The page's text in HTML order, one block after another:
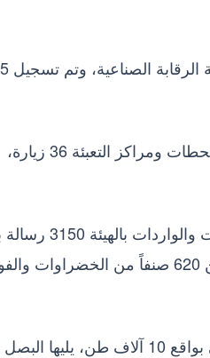
نفذت الإدارة العامة للرقابة على المصانع 57 مأمورية رقابية بالتعاون مع مصلحة الرقابة الصناعية، وتم تسجيل 5
وبلغ عدد زيارات الفحص والتفتيش والاعتماد التي قامت بها إدارة الرقابة على محطات ومراكز التعبئة 36 زيارة،
وبلغ عدد الرسائل الغذائية المصدرة طبقًا لتقرير الإدارة العامة
133 ألف طن لعدد 1115 شركة مصدرة، وقد شملت تلك الصادرات مايقرب من 620 صنفاً من
وتصدرت البطاطس قائمة الخضراوات المصرية المصدرة خلال الأسبوع الماضي بواقع 10 آلاف